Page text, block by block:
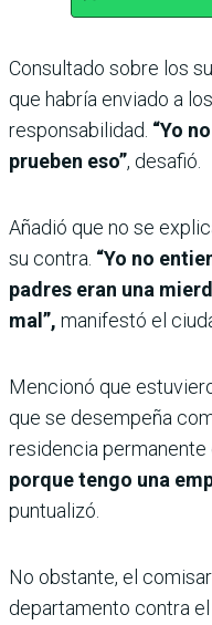
Consultado sobre los
que habría enviado a
responsabilidad. “Yo
prueben eso”, desafió.
Añadió que no se
su contra. “Yo no
padres eran una
mal”, manifestó el
Mencionó que
que se desempeña
residencia permanente
porque tengo una
puntualizó.
No obstante, el
departamento contra